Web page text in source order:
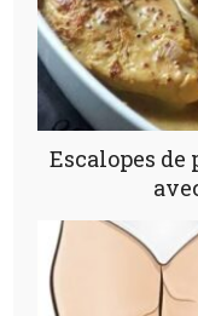
Escalopes